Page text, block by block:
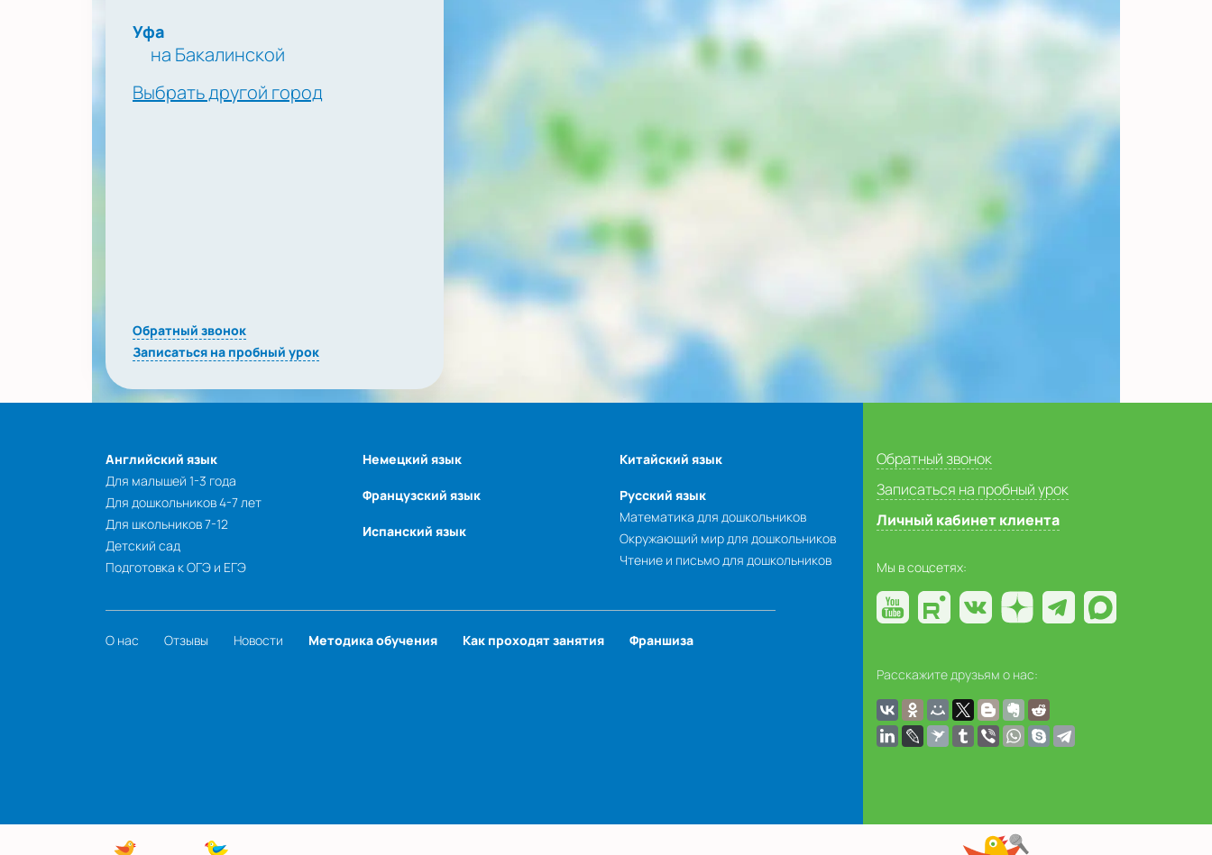
Уфа
на Бакалинской
Выбрать другой город
Обратный звонок
Записаться на пробный урок
Английский язык
Для малышей 1-3 года
Для дошкольников 4-7 лет
Для школьников 7-12
Детский сад
Подготовка к ОГЭ и ЕГЭ
Немецкий язык
Французский язык
Испанский язык
Китайский язык
Русский язык
Математика для дошкольников
Окружающий мир для дошкольников
Чтение и письмо для дошкольников
О нас Отзывы Новости Методика обучения Как проходят занятия Франшиза
Обратный звонок
Записаться на пробный урок
Личный кабинет клиента
Мы в соцсетях:
Расскажите друзьям о нас: